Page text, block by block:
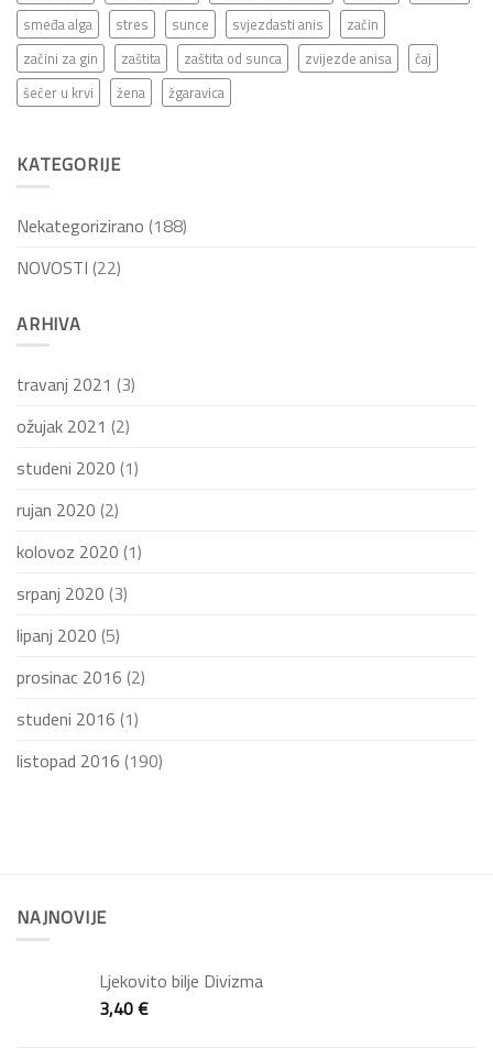
smeđa alga
stres sunce svjezdasti anis
začin
začini za gin
zaštita zaštita od sunca zvijezde anisa
čaj
šećer u krvi
žena žgaravica
KATEGORIJE
Nekategorizirano (188)
NOVOSTI (22)
ARHIVA
travanj 2021 (3)
ožujak 2021 (2)
studeni 2020 (1)
rujan 2020 (2)
kolovoz 2020 (1)
srpanj 2020 (3)
lipanj 2020 (5)
prosinac 2016 (2)
studeni 2016 (1)
listopad 2016 (190)
NAJNOVIJE
Ljekovito bilje Divizma
3,40€